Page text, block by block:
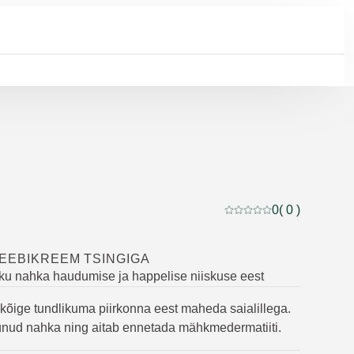
Praegune hinnang: 0
0( 0 )
TSINGIGA
nahka haudumise ja happelise niiskuse eest
tundlikuma piirkonna eest maheda saialillega.
nahka ning aitab ennetada mähkmedermatiiti.